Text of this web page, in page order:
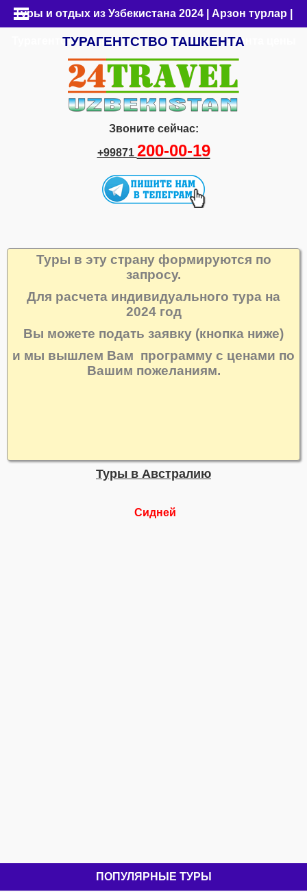
Туры и отдых из Узбекистана 2024 | Арзон турлар |
Турагентство Ташкента | Путевки из Ташкента цены
ТУРАГЕНТСТВО ТАШКЕНТА
Звоните сейчас:
+99871 200-00-19
Туры в эту страну формируются по
запросу.
Для расчета индивидуального тура на
2024 год
Вы можете подать заявку (кнопка ниже)
и мы вышлем Вам программу с ценами по
Вашим пожеланиям.
Туры в Австралию
Сидней
ПОПУЛЯРНЫЕ ТУРЫ